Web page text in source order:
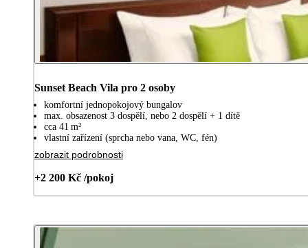
Sunset Beach Vila pro 2 osoby
komfortní jednopokojový bungalov
max. obsazenost 3 dospělí, nebo 2 dospělí + 1 dítě
cca 41 m²
vlastní zařízení (sprcha nebo vana, WC, fén)
zobrazit podrobnosti
+2 200 Kč /pokoj